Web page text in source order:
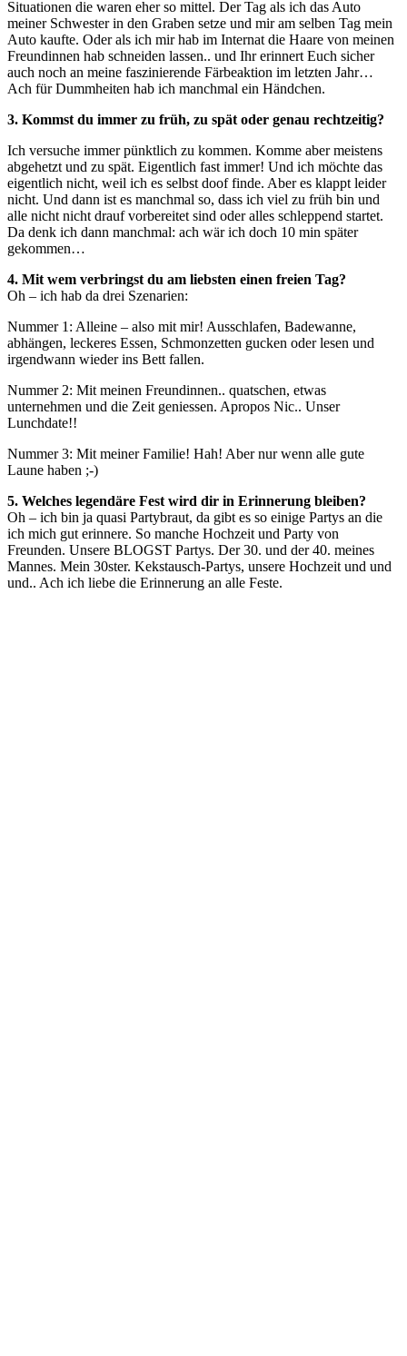
Situationen die waren eher so mittel. Der Tag als ich das Auto
meiner Schwester in den Graben setze und mir am selben Tag mein
Auto kaufte. Oder als ich mir hab im Internat die Haare von meinen
Freundinnen hab schneiden lassen.. und Ihr erinnert Euch sicher
auch noch an meine faszinierende Färbeaktion im letzten Jahr…
Ach für Dummheiten hab ich manchmal ein Händchen.
3. Kommst du immer zu früh, zu spät oder genau rechtzeitig?
Ich versuche immer pünktlich zu kommen. Komme aber meistens
abgehetzt und zu spät. Eigentlich fast immer! Und ich möchte das
eigentlich nicht, weil ich es selbst doof finde. Aber es klappt leider
nicht. Und dann ist es manchmal so, dass ich viel zu früh bin und
alle nicht nicht drauf vorbereitet sind oder alles schleppend startet.
Da denk ich dann manchmal: ach wär ich doch 10 min später
gekommen…
4. Mit wem verbringst du am liebsten einen freien Tag?
Oh – ich hab da drei Szenarien:
Nummer 1: Alleine – also mit mir! Ausschlafen, Badewanne,
abhängen, leckeres Essen, Schmonzetten gucken oder lesen und
irgendwann wieder ins Bett fallen.
Nummer 2: Mit meinen Freundinnen.. quatschen, etwas
unternehmen und die Zeit geniessen. Apropos Nic.. Unser
Lunchdate!!
Nummer 3: Mit meiner Familie! Hah! Aber nur wenn alle gute
Laune haben ;-)
5. Welches legendäre Fest wird dir in Erinnerung bleiben?
Oh – ich bin ja quasi Partybraut, da gibt es so einige Partys an die
ich mich gut erinnere. So manche Hochzeit und Party von
Freunden. Unsere BLOGST Partys. Der 30. und der 40. meines
Mannes. Mein 30ster. Kekstausch-Partys, unsere Hochzeit und und
und.. Ach ich liebe die Erinnerung an alle Feste.